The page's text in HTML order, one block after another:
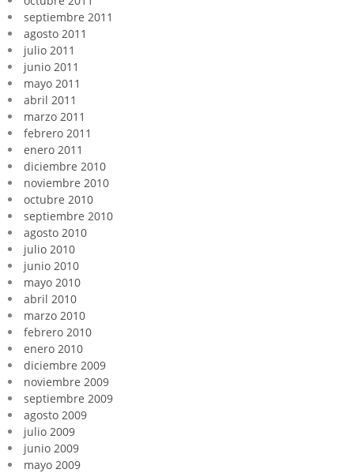
septiembre 2011
agosto 2011
julio 2011
junio 2011
mayo 2011
abril 2011
marzo 2011
febrero 2011
enero 2011
diciembre 2010
noviembre 2010
octubre 2010
septiembre 2010
agosto 2010
julio 2010
junio 2010
mayo 2010
abril 2010
marzo 2010
febrero 2010
enero 2010
diciembre 2009
noviembre 2009
septiembre 2009
agosto 2009
julio 2009
junio 2009
mayo 2009